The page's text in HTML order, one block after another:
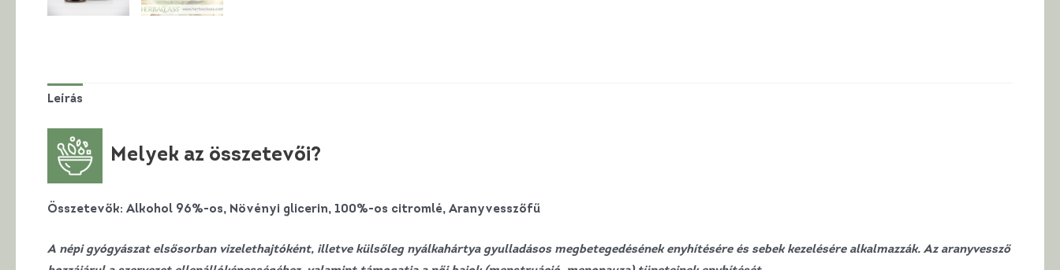
Leírás
Melyek az összetevői?
Összetevők: Alkohol 96%-os, Növényi glicerin, 100%-os citromlé, Aranyvesszőfű
A népi gyógyászat elsősorban vizelethajtóként, illetve külsőleg nyálkahártya gyulladásos megbetegedésének enyhítésére és sebek kezelésére alkalmazzák. Az aranyvessző